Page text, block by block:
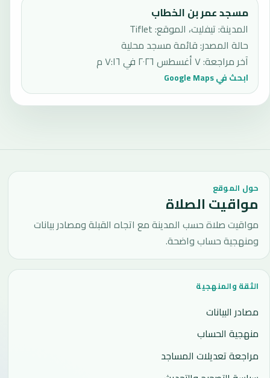
مسجد عمر بن الخطاب
المدينة: تيفليت، الموقع: Tiflet
حالة المصدر:قائمة مسجد محلية
آخر مراجعة:٧ أغسطس ٢٠٢٦ في ٧:١٦ م
ابحث في Google Maps
حول الموقع
مواقيت الصلاة
مواقيت صلاة حسب المدينة مع اتجاه القبلة ومصادر بيانات
ومنهجية حساب واضحة.
الثقة والمنهجية
مصادر البيانات
منهجية الحساب
مراجعة تعديلات المساجد